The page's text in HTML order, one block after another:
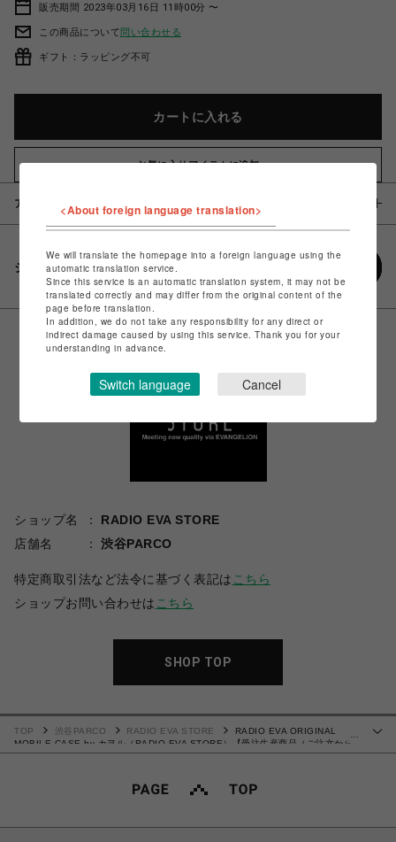
販売期間 2023年03月16日 11時00分 〜
この商品について問い合わせる
ギフト：ラッピング不可
カートに入れる
お気に入りアイテムに追加
アイテム説明 / 素材
シェアする
ショップ名
RADIO EVA STORE
店舗名
渋谷PARCO
特定商取引法など法令に基づく表記は こちら
ショップお問い合わせは こちら
SHOP TOP
TOP 渋谷PARCO RADIO EVA STORE
RADIO EVA ORIGINAL
MOBILE CASE by カヲル（RADIO EVA STORE）【受注生産商品（ご注文から
30～50日でお届け予定）】
<About foreign language translation>
We will translate the homepage into a foreign language using the
automatic translation service.
Since this service is an automatic translation system, it may not be
translated correctly and may differ from the original content of the
page before translation.
In addition, we do not take any responsibility for any direct or
indirect damage caused by using this service. Thank you for your
understanding in advance.
Switch language Cancel